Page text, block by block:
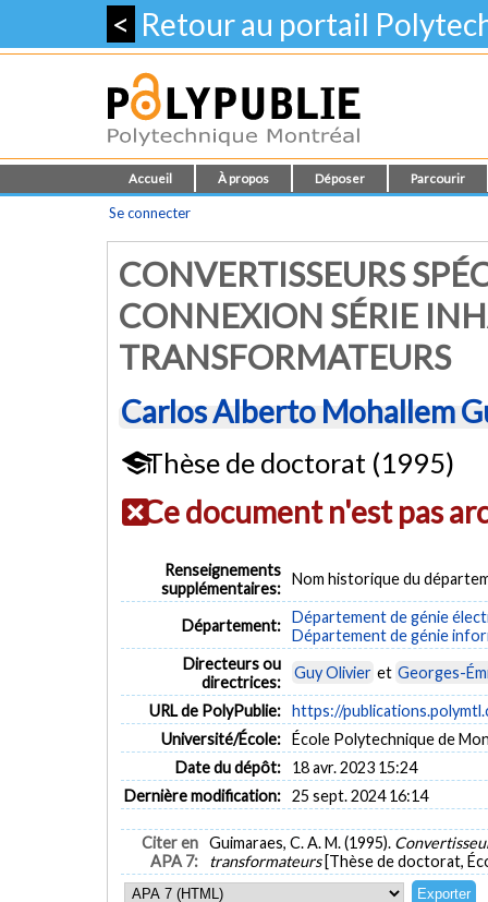
< Retour au portail
Accueil À propos Déposer Parcourir
Se connecter
CONVERTISSEURS
CONNEXION SÉRIE
TRANSFORMATEURS
Carlos Alberto Mohallem
Thèse de doctorat (1995)
Ce document n'est pas
Renseignements
supplémentaires:
Nom historique du
Département: Département de génie
Département de génie
Directeurs ou
directrices:
Guy Olivier et Georges-
URL de PolyPublie: https://
Université/École: École Polytechnique de
Date du dépôt:
18 avr. 2023 15:24
Dernière modification: 25 sept. 2024 16:14
Citer en
APA 7:
Guimaraes, C. A. M. (1995).
transformateurs [Thèse de doctorat,